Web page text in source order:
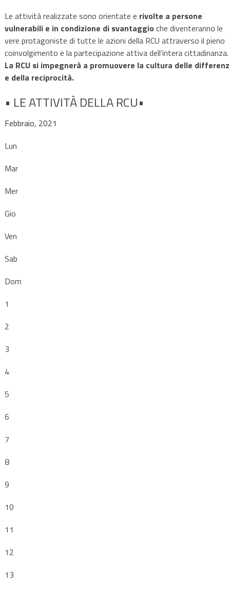
Le attività realizzate sono orientate e rivolte a persone
vulnerabili e in condizione di svantaggio che diventeranno le
vere protagoniste di tutte le azioni della RCU attraverso il pieno
coinvolgimento e la partecipazione attiva dell’intera cittadinanza.
La RCU si impegnerà a promuovere la cultura delle
e della reciprocità.
• LE ATTIVITÀ DELLA RCU•
Febbraio, 2021
Lun
Mar
Mer
Gio
Ven
Sab
Dom
1
2
3
4
5
6
7
8
9
10
11
12
13